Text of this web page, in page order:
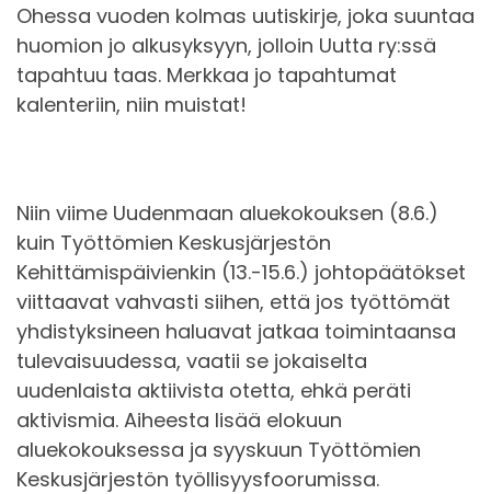
Ohessa vuoden kolmas uutiskirje, joka suuntaa
huomion jo alkusyksyyn, jolloin Uutta ry:ssä
tapahtuu taas. Merkkaa jo tapahtumat
kalenteriin, niin muistat!
Niin viime Uudenmaan aluekokouksen (8.6.)
kuin Työttömien Keskusjärjestön
Kehittämispäivienkin (13.-15.6.) johtopäätökset
viittaavat vahvasti siihen, että jos työttömät
yhdistyksineen haluavat jatkaa toimintaansa
tulevaisuudessa, vaatii se jokaiselta
uudenlaista aktiivista otetta, ehkä peräti
aktivismia. Aiheesta lisää elokuun
aluekokouksessa ja syyskuun Työttömien
Keskusjärjestön työllisyysfoorumissa.